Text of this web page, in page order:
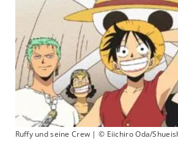
Ruffy und seine Crew | © Eiichiro Oda/